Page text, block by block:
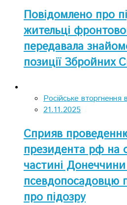
Повідомлено про
жительці
передавала
позиції Збройних
Російське вторгнення
21.11.2025
Сприяв
президента рф на
частині
псевдопосадовцю
про підозру